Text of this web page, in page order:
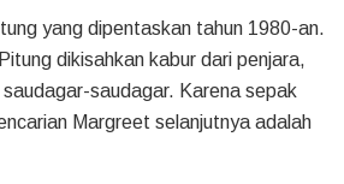
yang dipentaskan tahun 1980-an.
dikisahkan kabur dari penjara,
saudagar. Karena sepak
Margreet selanjutnya adalah